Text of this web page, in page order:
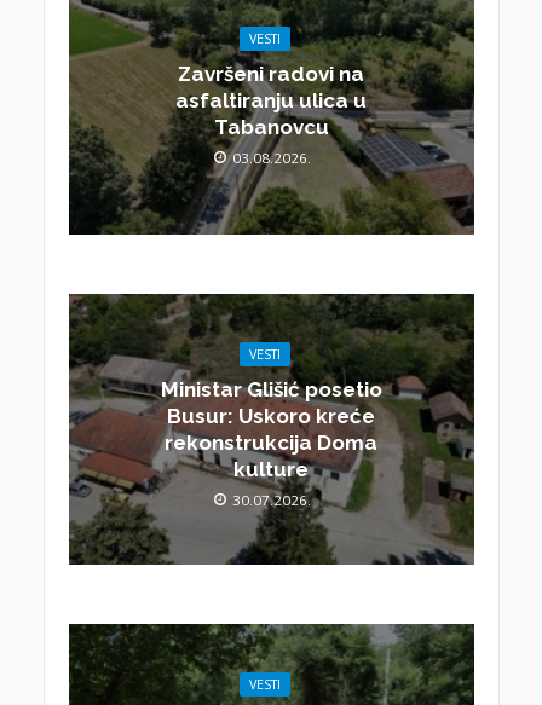
VESTI
Završeni radovi na
asfaltiranju ulica u
Tabanovcu
03.08.2026.
VESTI
Ministar Glišić posetio
Busur: Uskoro kreće
rekonstrukcija Doma
kulture
30.07.2026.
VESTI